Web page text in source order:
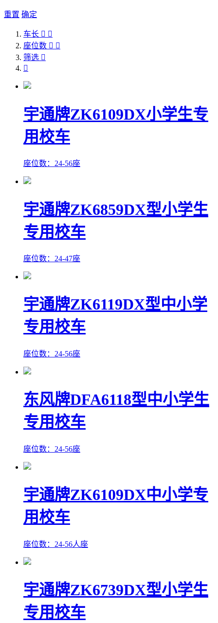
重置 确定
车长  
座位数  
筛选 

宇通牌ZK6109DX小学生专
用校车
座位数：24-56座
宇通牌ZK6859DX型小学生
专用校车
座位数：24-47座
宇通牌ZK6119DX型中小学
专用校车
座位数：24-56座
东风牌DFA6118型中小学生
专用校车
座位数：24-56座
宇通牌ZK6109DX中小学专
用校车
座位数：24-56人座
宇通牌ZK6739DX型小学生
专用校车